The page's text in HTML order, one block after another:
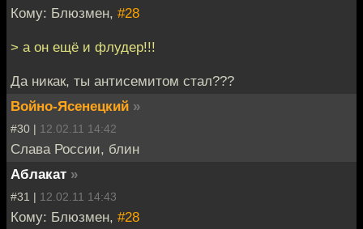
Кому: Блюзмен, #28
> а он ещё и флудер!!!
Да никак, ты антисемитом стал???
Войно-Ясенецкий »
#30 | 12.02.11 14:42
Слава России, блин
Аблакат »
#31 | 12.02.11 14:43
Кому: Блюзмен, #28